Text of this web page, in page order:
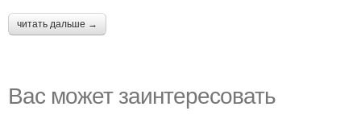
читать дальше →
Вас может заинтересовать